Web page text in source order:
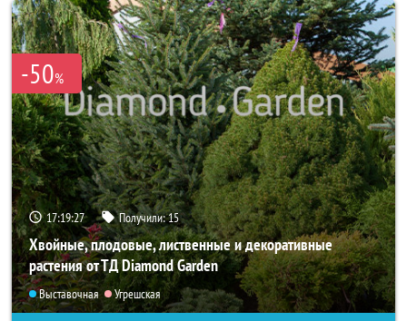
-50%
17:19:25 Получили:15
Хвойные, плодовые, лиственные и декоративные
растения от ТД Diamond Garden
Выставочная Угрешская